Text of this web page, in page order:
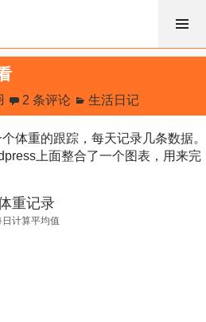
2 条评论 生活日记
重的跟踪，每天记录几条数据。
上面整合了一个图表，用来完
重记录
计算平均值